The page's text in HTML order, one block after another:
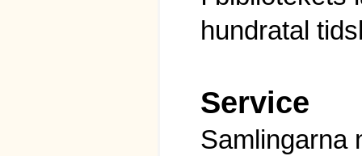
hundratal
Service
Samlingarna